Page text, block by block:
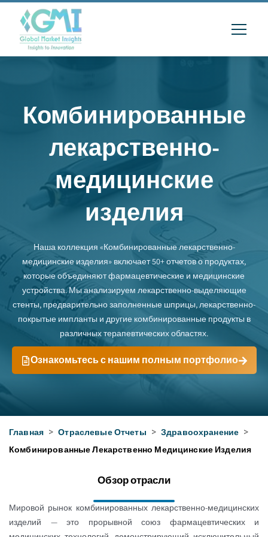
Комбинированные
лекарственно-
медицинские
изделия
Наша коллекция «Комбинированные лекарственно-
медицинские изделия» включает 50+ отчетов о продуктах,
которые объединяют фармацевтические и медицинские
устройства. Мы анализируем лекарственно-выделяющие
стенты, предварительно заполненные шприцы, лекарственно-
покрытые импланты и другие комбинированные продукты в
различных терапевтических областях.
Ознакомьтесь с нашим полным портфолио
Главная > Отраслевые Отчеты > Здравоохранение >
Комбинированные Лекарственно Медицинские Изделия
Обзор отрасли
Мировой рынок комбинированных лекарственно-медицинских
изделий — это прорывной союз фармацевтических и